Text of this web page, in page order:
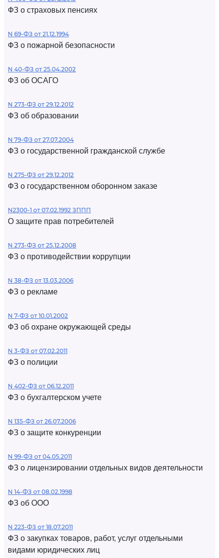
ФЗ о страховых пенсиях
N 69-ФЗ от 21.12.1994
ФЗ о пожарной безопасности
N 40-ФЗ от 25.04.2002
ФЗ об ОСАГО
N 273-ФЗ от 29.12.2012
ФЗ об образовании
N 79-ФЗ от 27.07.2004
ФЗ о государственной гражданской службе
N 275-ФЗ от 29.12.2012
ФЗ о государственном оборонном заказе
N2300-1 от 07.02.1992 ЗППП
О защите прав потребителей
N 273-ФЗ от 25.12.2008
ФЗ о противодействии коррупции
N 38-ФЗ от 13.03.2006
ФЗ о рекламе
N 7-ФЗ от 10.01.2002
ФЗ об охране окружающей среды
N 3-ФЗ от 07.02.2011
ФЗ о полиции
N 402-ФЗ от 06.12.2011
ФЗ о бухгалтерском учете
N 135-ФЗ от 26.07.2006
ФЗ о защите конкуренции
N 99-ФЗ от 04.05.2011
ФЗ о лицензировании отдельных видов деятельности
N 14-ФЗ от 08.02.1998
ФЗ об ООО
N 223-ФЗ от 18.07.2011
ФЗ о закупках товаров, работ, услуг отдельными
видами юридических лиц